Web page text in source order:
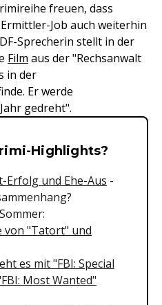
freuen, dass
Job auch weiterhin
Sprecherin stellt in der
Film aus der "Rechsanwalt
in der
Er werde
gedreht".
&
Highlights?
Erfolg und Ehe-Aus -
von "Tatort" und
es mit "FBI: Special
Most Wanted"